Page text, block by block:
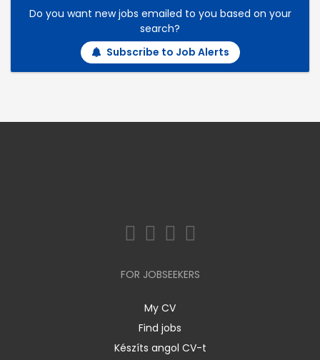
Do you want new jobs emailed to you based on your
search?
Subscribe to Job Alerts
FOR JOBSEEKERS
My CV
Find jobs
Készíts angol CV-t